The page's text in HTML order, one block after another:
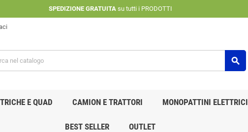
SPEDIZIONE GRATUITAsu tutti i PRODOTTI
search
E QUAD CAMION E TRATTORI MONOPATTINI ELETTRICI
BEST SELLER OUTLET